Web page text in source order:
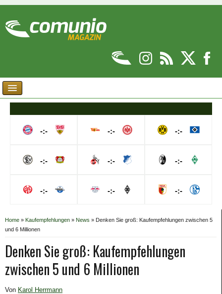
-:-
-:-
-:-
-:-
-:-
-:-
-:-
-:-
-:-
Home » Kaufempfehlungen » News » Denken Sie groß: Kaufempfehlungen zwischen 5
und 6 Millionen
Denken Sie groß: Kaufempfehlungen
zwischen 5 und 6 Millionen
Von Karol Herrmann